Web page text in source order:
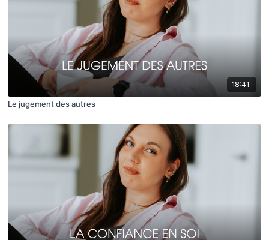
18:41
Le jugement des autres